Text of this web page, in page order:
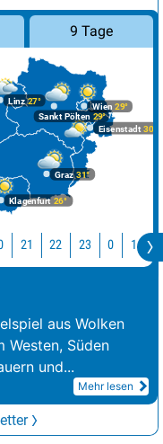
9 Tage
Graz31°
Klagenfurt 26°
Linz27°
Wien 29°
Eisenstadt 30°
Sankt Pölten 29°
21 22 23 0 1
aus Wolken
Westen, Süden
und...
Mehr lesen